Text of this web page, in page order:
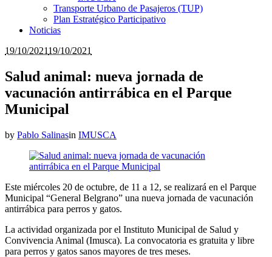
Transporte Urbano de Pasajeros (TUP)
Plan Estratégico Participativo
Noticias
19/10/202119/10/2021
Salud animal: nueva jornada de
vacunación antirrábica en el Parque
Municipal
by Pablo Salinasin IMUSCA
Este miércoles 20 de octubre, de 11 a 12, se realizará en el Parque
Municipal “General Belgrano” una nueva jornada de vacunación
antirrábica para perros y gatos.
La actividad organizada por el Instituto Municipal de Salud y
Convivencia Animal (Imusca). La convocatoria es gratuita y libre
para perros y gatos sanos mayores de tres meses.